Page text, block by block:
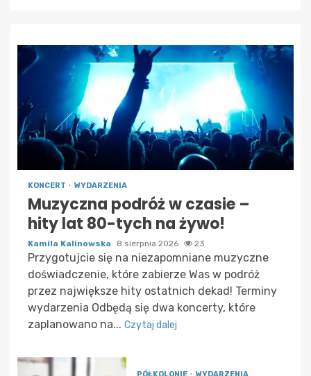
KONCERT WYDARZENIA
Muzyczna podróż w czasie –
hity lat 80-tych na żywo!
Kamila Kalinowska 8 sierpnia 2026 23
Przygotujcie się na niezapomniane muzyczne
doświadczenie, które zabierze Was w podróż
przez największe hity ostatnich dekad! Terminy
wydarzenia Odbędą się dwa koncerty, które
zaplanowano na... Czytaj dalej